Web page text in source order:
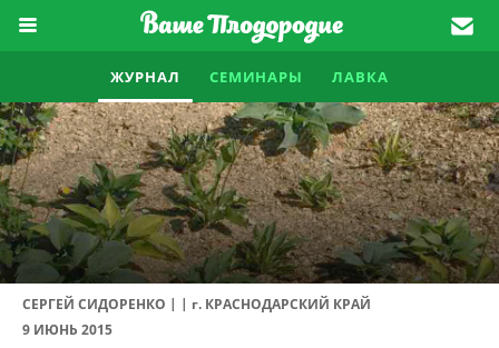
ЖУРНАЛ СЕМИНАРЫ ЛАВКА
СЕРГЕЙ СИДОРЕНКО | | г. КРАСНОДАРСКИЙ КРАЙ
9 ИЮНЬ 2015